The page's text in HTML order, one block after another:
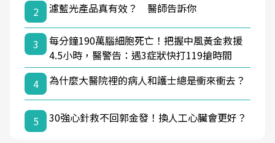
2
濾藍光產品真有效？ 醫師告訴你
3
每分鐘190萬腦細胞死亡！把握中風黃金救援
4.5小時，醫警告：遇3症狀快打119搶時間
4
為什麼大醫院裡的病人和護士總是衝來衝去？
5 30強心針救不回郭金發！換人工心臟會更好？